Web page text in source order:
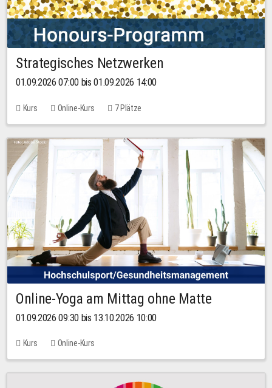
Strategisches Netzwerken
01.09.2026 07:00 bis 01.09.2026 14:00
Kurs Online-Kurs 7 Plätze
Online-Yoga am Mittag ohne Matte
01.09.2026 09:30 bis 13.10.2026 10:00
Kurs Online-Kurs